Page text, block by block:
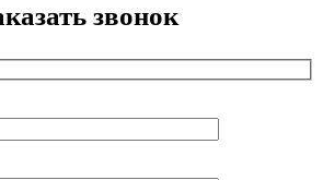
звонок